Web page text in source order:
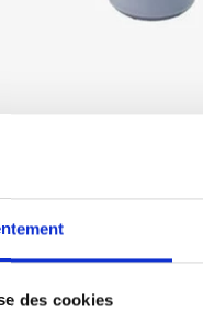
des cookies